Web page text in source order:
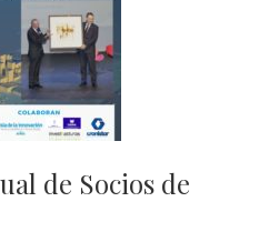
de Socios de